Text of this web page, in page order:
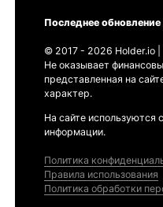
Последнее
© 2017 - 2026 Holder.io
Не оказывает
представленная на
характер.
На сайте используются
информации.
Политика
Правила использования
Политика обработки